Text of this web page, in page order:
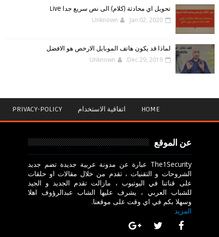
تحويل اي محادثة (كلام) الى نص سريع جدا Live
Unknown Jan 02, 2020
لماذا قد يكون هاتف الموبايل الارخص هو الافضل
Unknown Dec 29, 2019
HOME اتفاقية الاستخدام PRIVACY-POLICY
عن الموقع
The1Security عبارة عن مدونة عربية جديدة تضم جديد
الشروحات و التقنيات ، تقدم من خلال مقالات او حلقات
على قناتنا في اليوتيوب ، مازالت تقدم الجديد و الجيد
للشباب العربي ، يشرف عليها الشاب عبدالرؤوف اهلا
وسهلا بكم في اي وقت على موقعنا.
المزيد